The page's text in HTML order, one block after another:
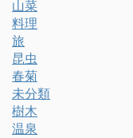
山菜
料理
旅
昆虫
春菊
未分類
樹木
温泉